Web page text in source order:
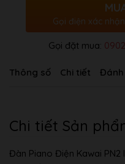
Gọi điện xác
Gọi đặt mua:
Thông số Chi tiết Đánh
Chi tiết Sản
Đàn Piano Điện Kawai